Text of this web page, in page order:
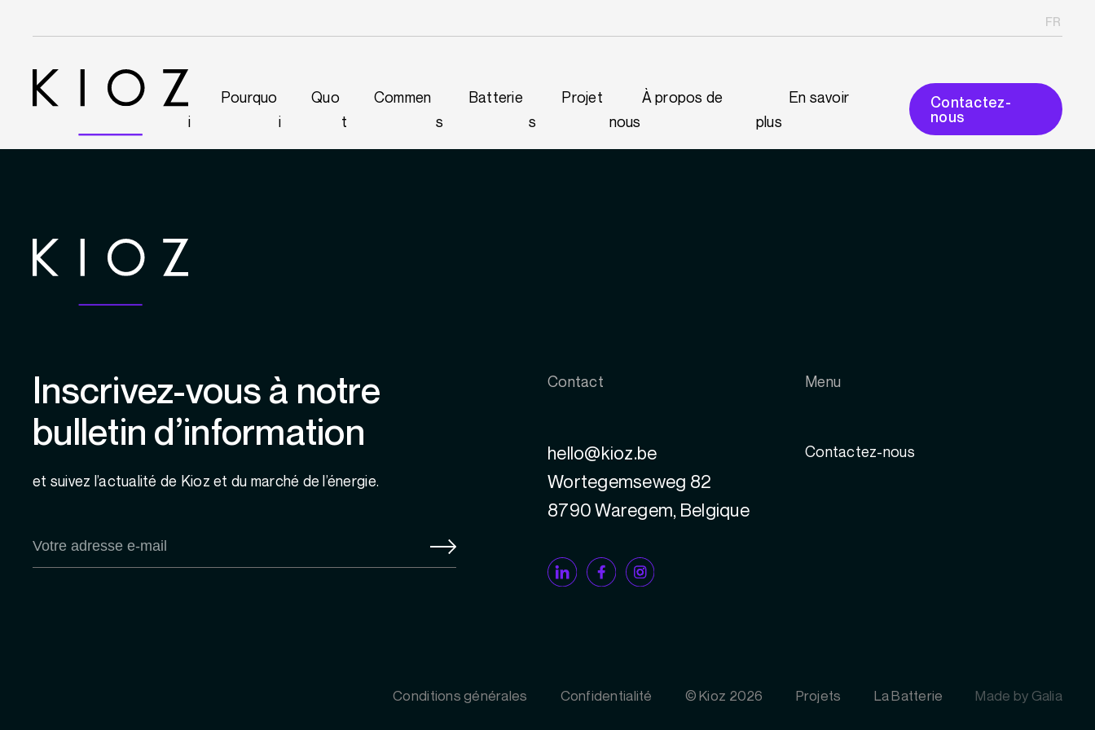
FR
Pourquo
i
Quo
i
Commen
t
Batterie
s
Projet
s
À propos de
nous
En savoir
plus
Contactez-
nous
Inscrivez-vous à notre
bulletin d’information
et suivez l’actualité de Kioz et du marché de l’énergie.
Contact
hello@kioz.be
Wortegemseweg 82
8790 Waregem, Belgique
Menu
Contactez-nous
Conditions générales Confidentialité © Kioz 2026 Projets La Batterie Made by Galia